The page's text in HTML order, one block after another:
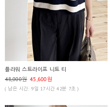
플라워 스트라이프 니트 티
48,000원 45,600원
( 남은 시간: 9일 17시간 42분 7초 )